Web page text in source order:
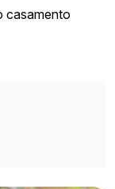
casamento